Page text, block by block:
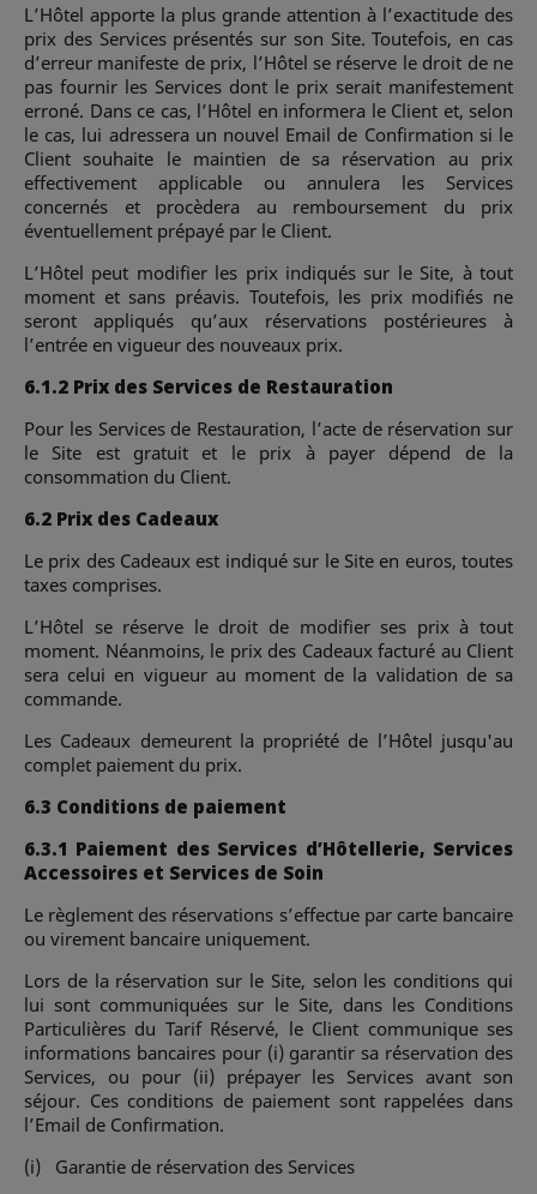
L’Hôtel apporte la plus grande attention à l’exactitude des
prix des Services présentés sur son Site. Toutefois, en cas
d’erreur manifeste de prix, l’Hôtel se réserve le droit de ne
pas fournir les Services dont le prix serait manifestement
erroné. Dans ce cas, l’Hôtel en informera le Client et, selon
le cas, lui adressera un nouvel Email de Confirmation si le
Client souhaite le maintien de sa réservation au prix
effectivement applicable ou annulera les Services
concernés et procèdera au remboursement du prix
éventuellement prépayé par le Client.
L’Hôtel peut modifier les prix indiqués sur le Site, à tout
moment et sans préavis. Toutefois, les prix modifiés ne
seront appliqués qu’aux réservations postérieures à
l’entrée en vigueur des nouveaux prix.
6.1.2 Prix des Services de Restauration
Pour les Services de Restauration, l’acte de réservation sur
le Site est gratuit et le prix à payer dépend de la
consommation du Client.
6.2 Prix des Cadeaux
Le prix des Cadeaux est indiqué sur le Site en euros, toutes
taxes comprises.
L’Hôtel se réserve le droit de modifier ses prix à tout
moment. Néanmoins, le prix des Cadeaux facturé au Client
sera celui en vigueur au moment de la validation de sa
commande.
Les Cadeaux demeurent la propriété de l’Hôtel jusqu'au
complet paiement du prix.
6.3 Conditions de paiement
6.3.1 Paiement des Services d’Hôtellerie, Services
Accessoires et Services de Soin
Le règlement des réservations s’effectue par carte bancaire
ou virement bancaire uniquement.
Lors de la réservation sur le Site, selon les conditions qui
lui sont communiquées sur le Site, dans les Conditions
Particulières du Tarif Réservé, le Client communique ses
informations bancaires pour (i) garantir sa réservation des
Services, ou pour (ii) prépayer les Services avant son
séjour. Ces conditions de paiement sont rappelées dans
l’Email de Confirmation.
(i) Garantie de réservation des Services